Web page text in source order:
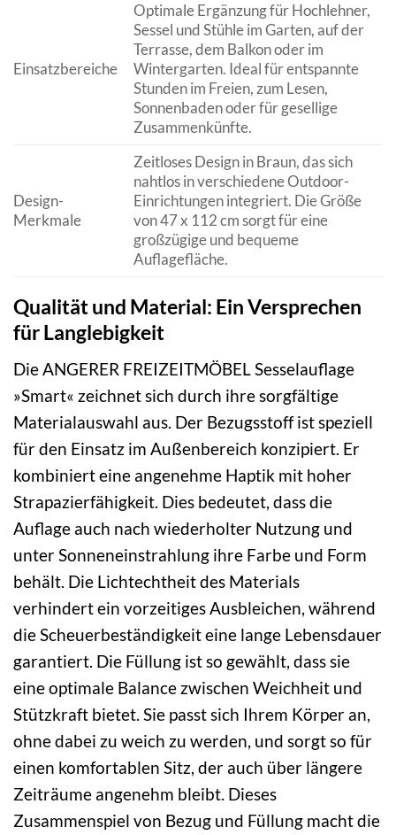
Einsatzbereiche
Optimale Ergänzung für Hochlehner,
Sessel und Stühle im Garten, auf der
Terrasse, dem Balkon oder im
Wintergarten. Ideal für entspannte
Stunden im Freien, zum Lesen,
Sonnenbaden oder für gesellige
Zusammenkünfte.
Design-
Merkmale
Zeitloses Design in Braun, das sich
nahtlos in verschiedene Outdoor-
Einrichtungen integriert. Die Größe
von 47 x 112 cm sorgt für eine
großzügige und bequeme
Auflagefläche.
Qualität und Material: Ein Versprechen
für Langlebigkeit
Die ANGERER FREIZEITMÖBEL Sesselauflage
»Smart« zeichnet sich durch ihre sorgfältige
Materialauswahl aus. Der Bezugsstoff ist speziell
für den Einsatz im Außenbereich konzipiert. Er
kombiniert eine angenehme Haptik mit hoher
Strapazierfähigkeit. Dies bedeutet, dass die
Auflage auch nach wiederholter Nutzung und
unter Sonneneinstrahlung ihre Farbe und Form
behält. Die Lichtechtheit des Materials
verhindert ein vorzeitiges Ausbleichen, während
die Scheuerbeständigkeit eine lange Lebensdauer
garantiert. Die Füllung ist so gewählt, dass sie
eine optimale Balance zwischen Weichheit und
Stützkraft bietet. Sie passt sich Ihrem Körper an,
ohne dabei zu weich zu werden, und sorgt so für
einen komfortablen Sitz, der auch über längere
Zeiträume angenehm bleibt. Dieses
Zusammenspiel von Bezug und Füllung macht die